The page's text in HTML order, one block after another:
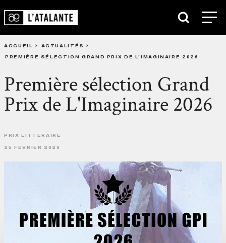
ACCUEIL
ACTUALITÉS
PREMIÈRE SÉLECTION GRAND PRIX DE L'IMAGINAIRE 2026
Première sélection Grand
Prix de L'Imaginaire 2026
PRIX LITTÉRAIRE
25 FÉVRIER 2026